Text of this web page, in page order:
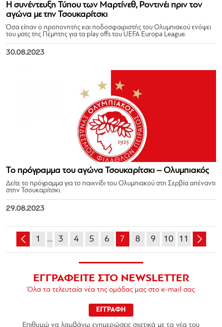
Η συνέντευξη Τύπου των Μαρτίνεθ, Ροντινέι πριν τον
αγώνα με την Τσουκαρίτσκι
Όσα είπαν ο προπονητής και ποδοσφαιριστής του Ολυμπιακού ενόψει
του ματς της Πέμπτης για τα play offs του UEFA Europa League.
30.08.2023
Το πρόγραμμα του αγώνα Τσουκαρίτσκι – Ολυμπιακός
Δείτε το πρόγραμμα για το παιχνίδι του Ολυμπιακού στη Σερβία απέναντι
στην Τσουκαρίτσκι.
29.08.2023
1 … 3 4 5 6 7 8 9 10 11
ΕΓΓΡΑΦΕΙΤΕ ΣΤΟ NEWSLETTER
Όλα τα τελευταία νέα της ομάδας μας στο e-mail σας
ΕΓΓΡΑΦΗ
Επιθυμώ να λαμβάνω ενημερώσεις σχετικά με τα νέα του